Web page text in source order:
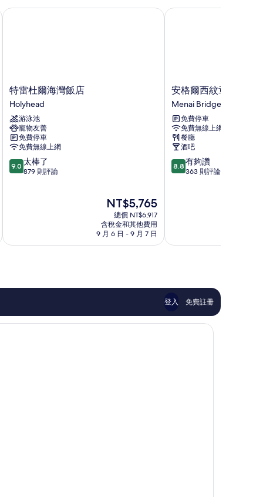
特
雷
杜
爾
海
灣
飯
店
Holyhead
特雷杜爾海灣飯店
Holyhead
游泳池
寵物友善
免費停車
免費無線上網
9.0
分，
了，
論
9.0 太棒了
879 則評論
現
價
格
為
NT$5,765
總價 NT$6,917
含稅金和其他費用
9 月 6 日 - 9 月 7 日
特雷杜爾海灣飯店
安
格
爾
西
紋
章
飯
店
Menai
安格爾西紋章飯店
Menai Bridge
免費停車
免費無線上網
餐廳
酒吧
8.8
分，
讚，
論
8.8 有夠讚
363 則評論
安格爾西紋章飯店
登入 免費註冊